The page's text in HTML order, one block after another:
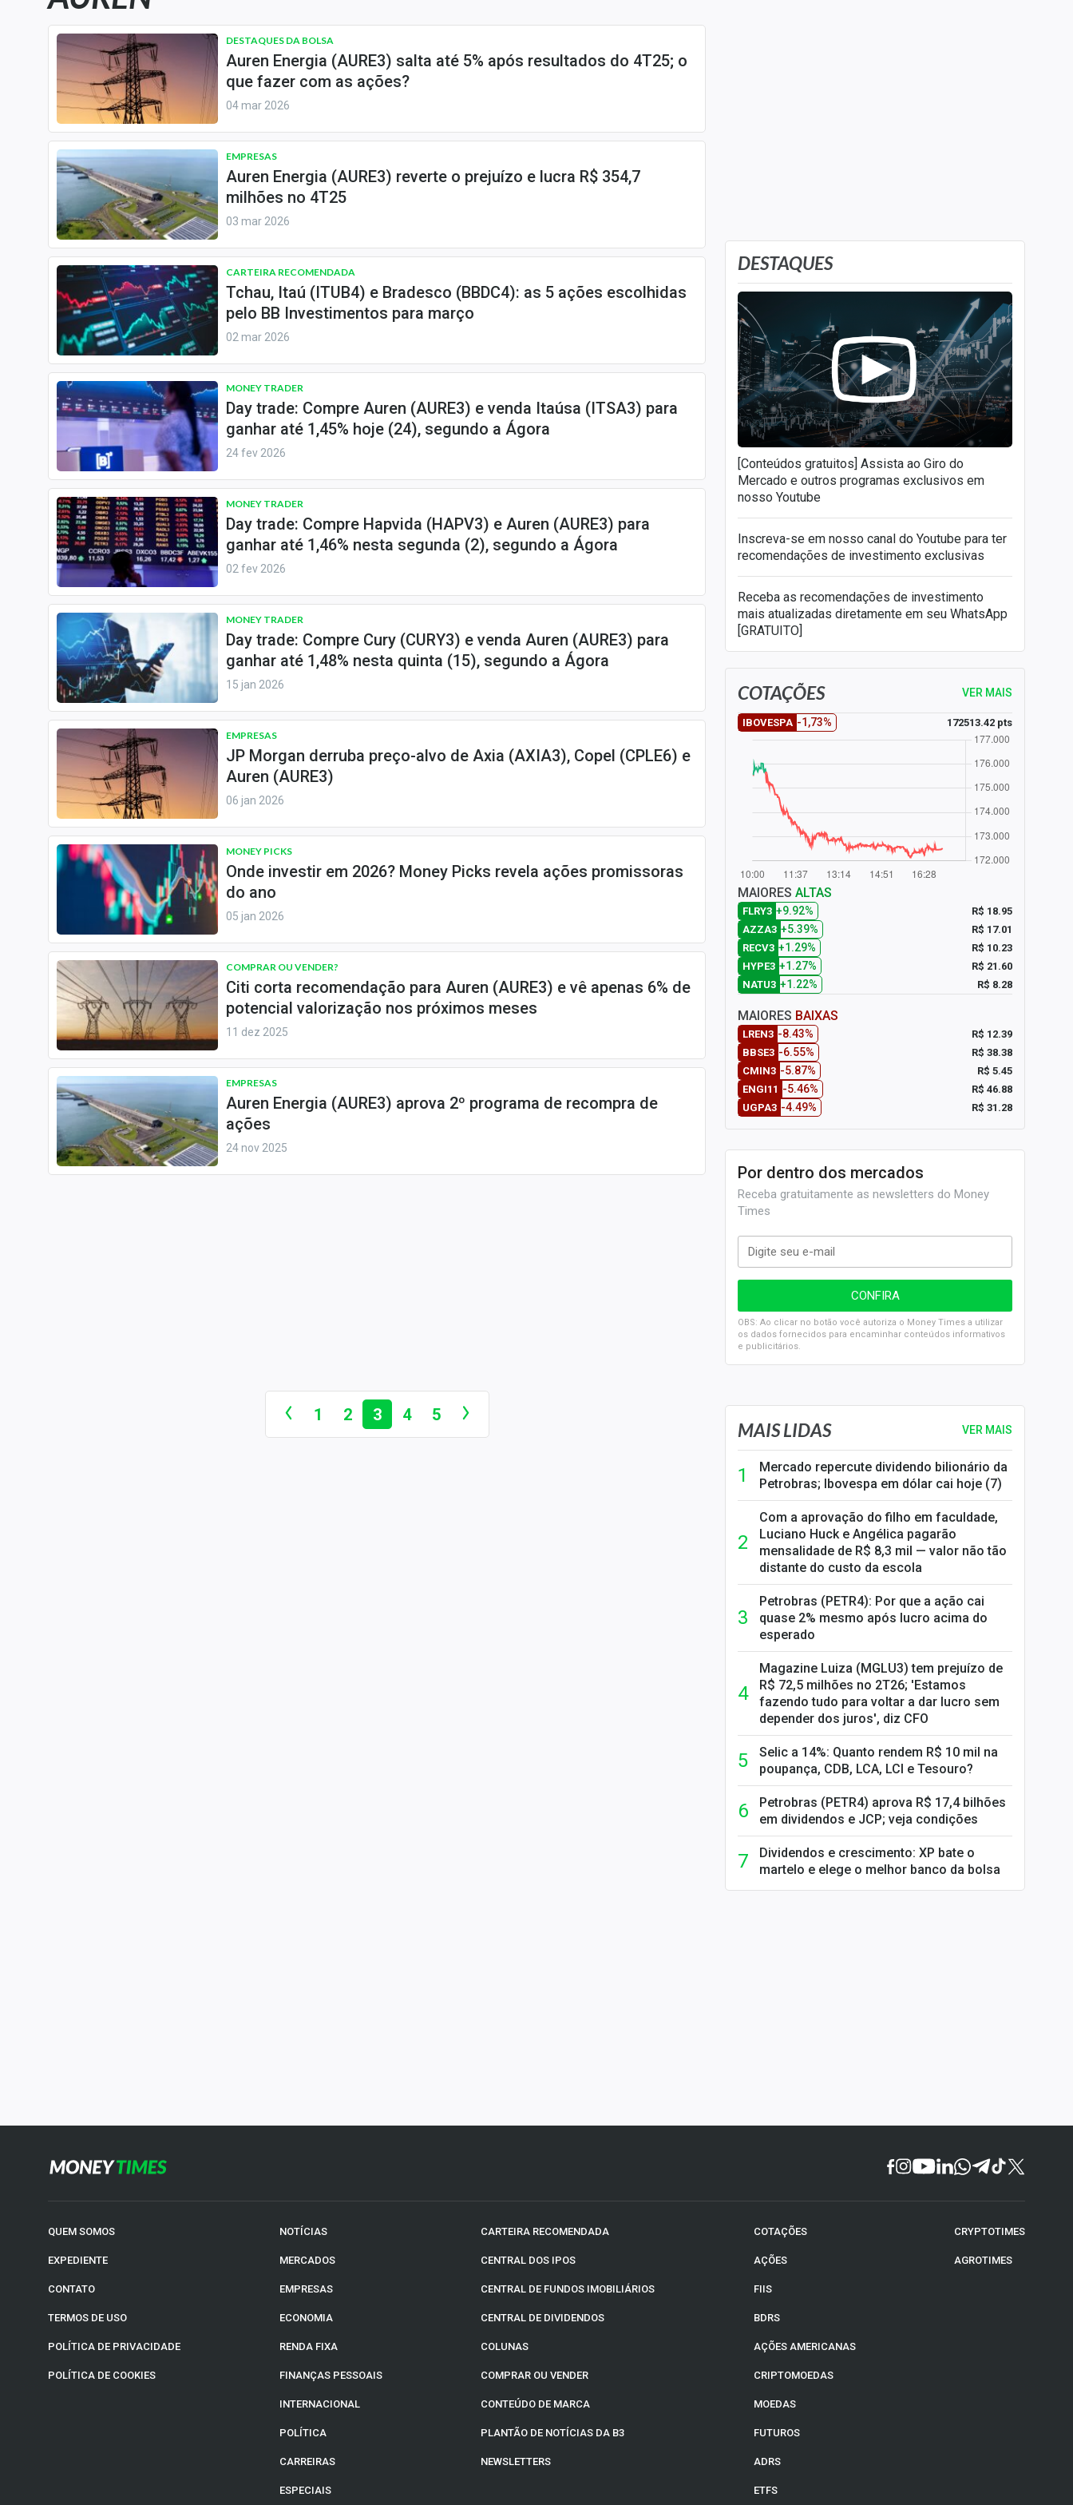
Central de Dividendos
Central de Fundos
Imobiliários
Central dos IPOs
Renda Fixa
Finanças Pessoais
Mercados
Economia
Empresas
Colunas
Especiais
Internacional
Marketing
Tecnologia
Conteúdo de Marca
Sobre
Expediente
Contato
DESTAQUES DA BOLSA
Auren Energia (AURE3) salta até 5% após resultados do 4T25; o
que fazer com as ações?
04 mar 2026
EMPRESAS
Auren Energia (AURE3) reverte o prejuízo e lucra R$ 354,7
milhões no 4T25
03 mar 2026
CARTEIRA RECOMENDADA
Tchau, Itaú (ITUB4) e Bradesco (BBDC4): as 5 ações escolhidas
pelo BB Investimentos para março
02 mar 2026
MONEY TRADER
Day trade: Compre Auren (AURE3) e venda Itaúsa (ITSA3) para
ganhar até 1,45% hoje (24), segundo a Ágora
24 fev 2026
MONEY TRADER
Day trade: Compre Hapvida (HAPV3) e Auren (AURE3) para
ganhar até 1,46% nesta segunda (2), segundo a Ágora
02 fev 2026
MONEY TRADER
Day trade: Compre Cury (CURY3) e venda Auren (AURE3) para
ganhar até 1,48% nesta quinta (15), segundo a Ágora
15 jan 2026
EMPRESAS
JP Morgan derruba preço-alvo de Axia (AXIA3), Copel (CPLE6) e
Auren (AURE3)
06 jan 2026
MONEY PICKS
Onde investir em 2026? Money Picks revela ações promissoras
do ano
05 jan 2026
COMPRAR OU VENDER?
Citi corta recomendação para Auren (AURE3) e vê apenas 6% de
potencial valorização nos próximos meses
11 dez 2025
EMPRESAS
Auren Energia (AURE3) aprova 2º programa de recompra de
ações
24 nov 2025
1 2 3 4 5
DESTAQUES
[Conteúdos gratuitos] Assista ao Giro do
Mercado e outros programas exclusivos em
nosso Youtube
Inscreva-se em nosso canal do Youtube para ter
recomendações de investimento exclusivas
Receba as recomendações de investimento
mais atualizadas diretamente em seu WhatsApp
[GRATUITO]
COTAÇÕES VER MAIS
IBOVESPA -1,73% 172513.42 pts
MAIORES ALTAS
FLRY3 +9.92%
R$ 18.95
AZZA3 +5.39%
R$ 17.01
RECV3 +1.29%
R$ 10.23
HYPE3 +1.27%
R$ 21.60
NATU3 +1.22% R$ 8.28
MAIORES BAIXAS
LREN3 -8.43%
R$ 12.39
BBSE3 -6.55%
R$ 38.38
CMIN3 -5.87%
R$ 5.45
ENGI11 -5.46%
R$ 46.88
UGPA3 -4.49% R$ 31.28
Por dentro dos mercados
Receba gratuitamente as newsletters do Money
Times
OBS: Ao clicar no botão você autoriza o Money Times a utilizar
os dados fornecidos para encaminhar conteúdos informativos
e publicitários.
SELIC em 14%: A repercussão da decisão sobre os JUROS
MAIS LIDAS VER MAIS
Mercado repercute dividendo bilionário da
Petrobras; Ibovespa em dólar cai hoje (7)
Com a aprovação do filho em faculdade,
Luciano Huck e Angélica pagarão
mensalidade de R$ 8,3 mil — valor não tão
distante do custo da escola
Petrobras (PETR4): Por que a ação cai
quase 2% mesmo após lucro acima do
esperado
Magazine Luiza (MGLU3) tem prejuízo de
R$ 72,5 milhões no 2T26; 'Estamos
fazendo tudo para voltar a dar lucro sem
depender dos juros', diz CFO
Selic a 14%: Quanto rendem R$ 10 mil na
poupança, CDB, LCA, LCI e Tesouro?
Petrobras (PETR4) aprova R$ 17,4 bilhões
em dividendos e JCP; veja condições
Dividendos e crescimento: XP bate o
martelo e elege o melhor banco da bolsa
QUEM SOMOS
EXPEDIENTE
CONTATO
TERMOS DE USO
POLÍTICA DE PRIVACIDADE
POLÍTICA DE COOKIES
NOTÍCIAS
MERCADOS
EMPRESAS
ECONOMIA
RENDA FIXA
FINANÇAS PESSOAIS
INTERNACIONAL
POLÍTICA
CARREIRAS
ESPECIAIS
CARTEIRA RECOMENDADA
CENTRAL DOS IPOS
CENTRAL DE FUNDOS IMOBILIÁRIOS
CENTRAL DE DIVIDENDOS
COLUNAS
COMPRAR OU VENDER
CONTEÚDO DE MARCA
PLANTÃO DE NOTÍCIAS DA B3
NEWSLETTERS
COTAÇÕES
AÇÕES
FIIS
BDRS
AÇÕES AMERICANAS
CRIPTOMOEDAS
MOEDAS
FUTUROS
ADRS
ETFS
CRYPTOTIMES
AGROTIMES